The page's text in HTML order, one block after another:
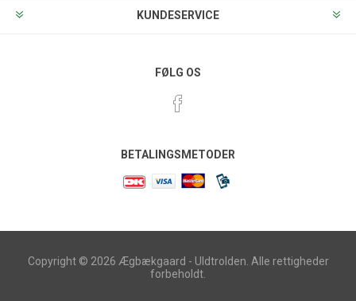
KUNDESERVICE
FØLG OS
BETALINGSMETODER
Copyright © 2026 Ægbækgaard - Uldtrolden. Alle rettigheder
forbeholdt.